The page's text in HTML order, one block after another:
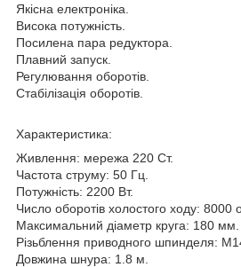
Якісна електроніка.
Висока потужність.
Посилена пара редуктора.
Плавний запуск.
Регулювання оборотів.
Стабілізація оборотів.
Характеристика:
Живлення: мережа 220 Ст.
Частота струму: 50 Гц.
Потужність: 2200 Вт.
Число оборотів холостого ходу: 8000
Максимальний діаметр круга: 180 мм.
Різьблення приводного шпинделя:
Довжина шнура: 1.8 м.